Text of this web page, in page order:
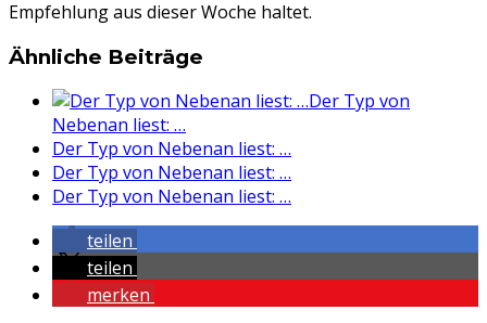
Empfehlung aus dieser Woche haltet.
Ähnliche Beiträge
Der Typ von
Nebenan liest: …
Der Typ von Nebenan liest: …
Der Typ von Nebenan liest: …
Der Typ von Nebenan liest: …
teilen
teilen
merken